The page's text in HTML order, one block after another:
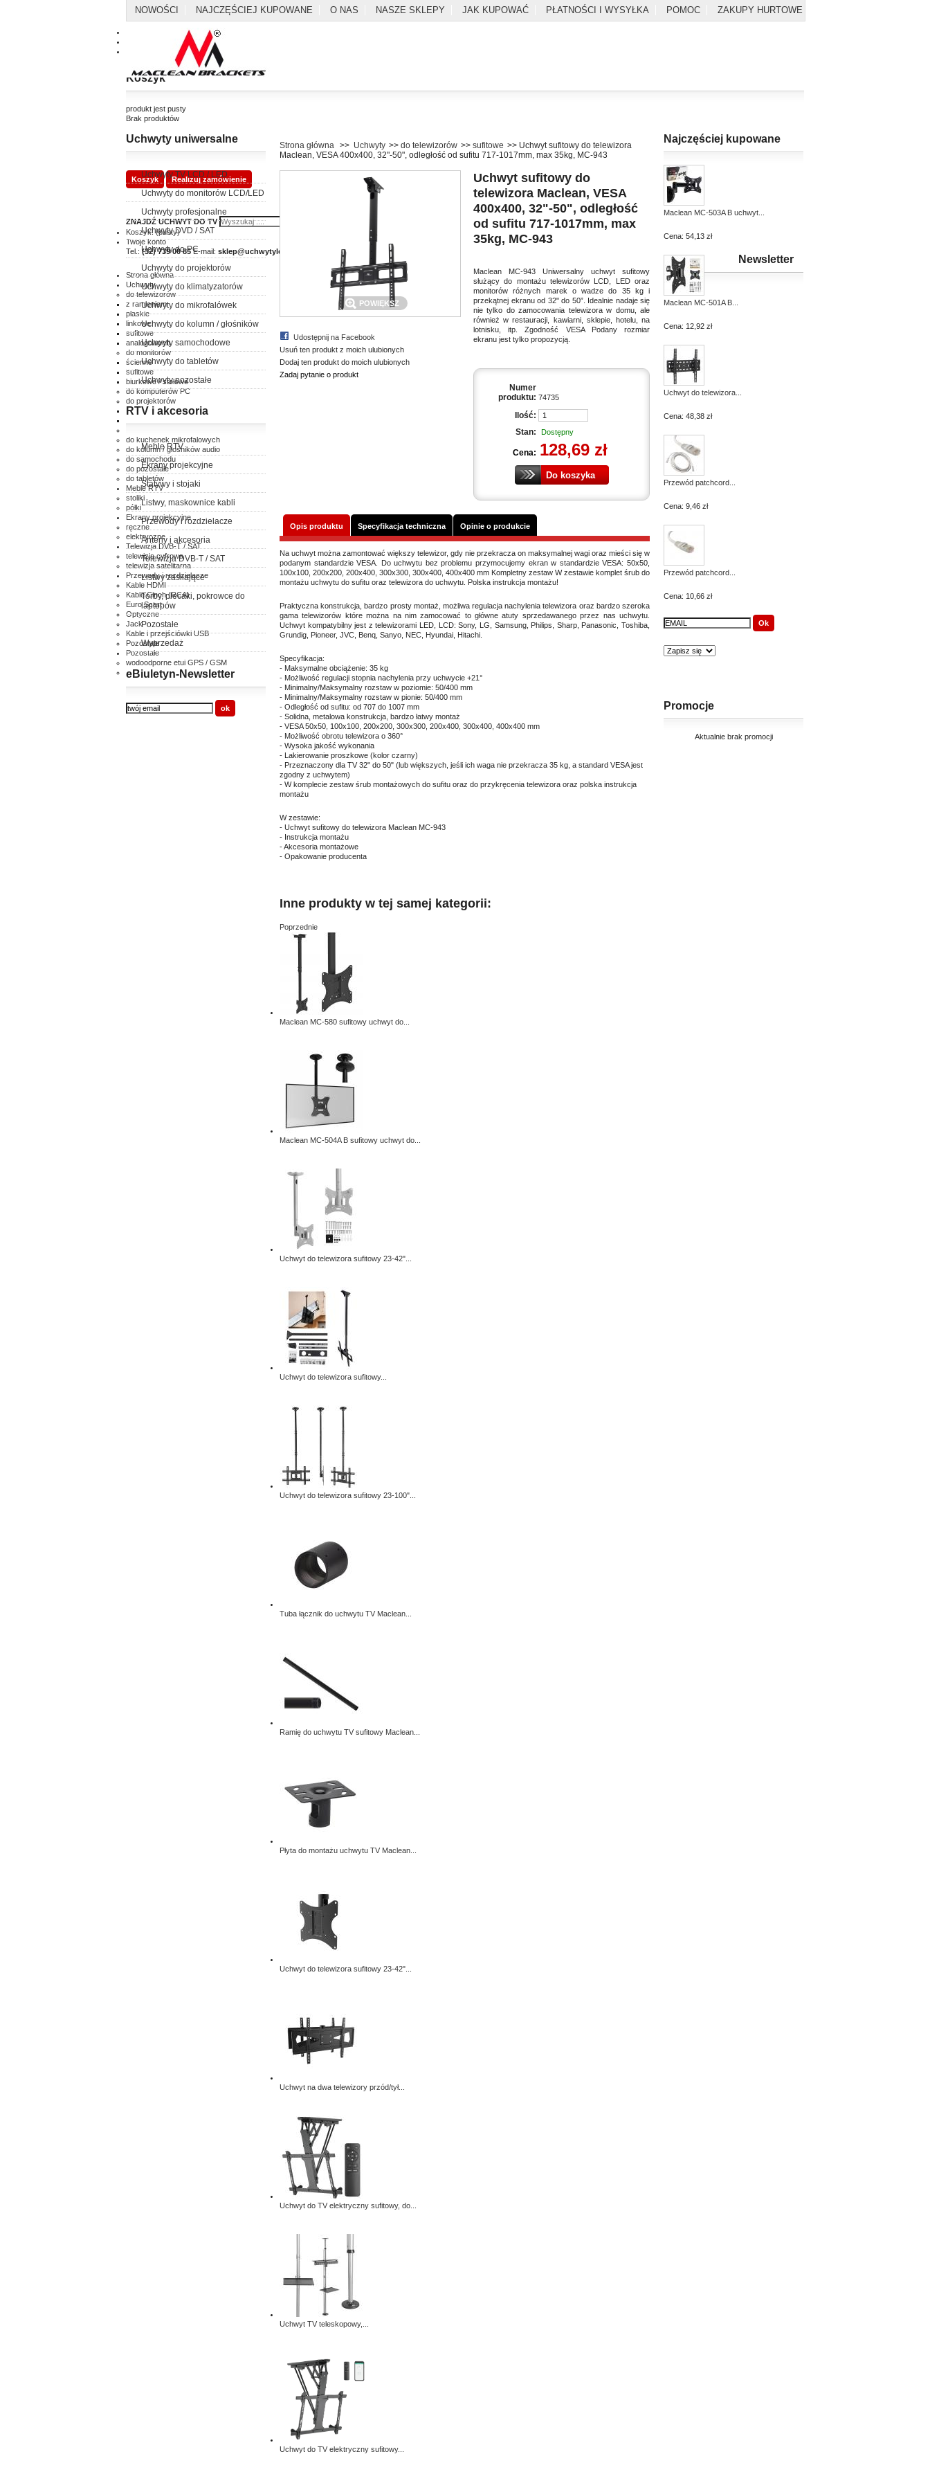
NOWOŚCI NAJCZĘŚCIEJ KUPOWANE O NAS NASZE SKLEPY JAK KUPOWAĆ PŁATNOŚCI I WYSYŁKA POMOC ZAKUPY HURTOWE
Koszyk
produkt jest pusty
Brak produktów
0,00 zł Dostawa
0,00 zł Razem
Koszyk Realizuj zamówienie
ZNAJDŹ UCHWYT DO TV
Koszyk:(pusty)
Twoje konto
Tel.: (32) 739 00 85 E-mail: sklep@uchwytylcd.com.pl Do kasy Kontakt
Strona główna
Uchwyty
do telewizorów
z ramieniem
płaskie
linkowe
sufitowe
analogowych
do monitorów
ścienne
sufitowe
biurkowe / stołowe
do komputerów PC
do projektorów
ścienne
do kuchenek mikrofalowych
do kolumn / głośników audio
do samochodu
do pozostałe
do tabletów
Meble RTV
stoliki
półki
Ekrany projekcyjne
ręczne
elektryczne
Telewizja DVB-T / SAT
telewizja cyfrowa
telewizja satelitarna
Przewody i rozdzielacze
Kable HDMI
Kable Cinch (RCA)
Euro Scart
Optyczne
Jack
Kable i przejściówki USB
Pozostałe
Pozostałe
wodoodporne etui GPS / GSM
inne
Uchwyty uniwersalne
Uchwyty TV LCD / LED
Uchwyty do monitorów LCD/LED
Uchwyty profesjonalne
Uchwyty DVD / SAT
Uchwyty do PC
Uchwyty do projektorów
Uchwyty do klimatyzatorów
Uchwyty do mikrofalówek
Uchwyty do kolumn / głośników
Uchwyty samochodowe
Uchwyty do tabletów
Uchwyty pozostałe
RTV i akcesoria
Meble RTV
Ekrany projekcyjne
Statywy i stojaki
Listwy, maskownice kabli
Przewody i rozdzielacze
Anteny i akcesoria
Telewizja DVB-T / SAT
Listwy zasilające
Torby, plecaki, pokrowce do
laptopów
Pozostałe
Wyprzedaż
eBiuletyn-Newsletter
Strona główna >> Uchwyty >> do telewizorów >> sufitowe >> Uchwyt sufitowy do telewizora
Maclean, VESA 400x400, 32"-50", odległość od sufitu 717-1017mm, max 35kg, MC-943
POWIĘKSZ
Udostępnij na Facebook
Usuń ten produkt z moich ulubionych
Dodaj ten produkt do moich ulubionych
Zadaj pytanie o produkt
Uchwyt sufitowy do
telewizora Maclean, VESA
400x400, 32"-50", odległość
od sufitu 717-1017mm, max
35kg, MC-943
Maclean MC-943 Uniwersalny uchwyt sufitowy
służący do montażu telewizorów LCD, LED oraz
monitorów różnych marek o wadze do 35 kg i
przekątnej ekranu od 32" do 50”. Idealnie nadaje się
nie tylko do zamocowania telewizora w domu, ale
również w restauracji, kawiarni, sklepie, hotelu, na
lotnisku, itp. Zgodność VESA Podany rozmiar
ekranu jest tylko propozycją.
Numer
produktu: 74735
Ilość:
Stan:
Dostępny
Cena: 128,69 zł
Opis produktu Specyfikacja techniczna Opinie o produkcie
Na uchwyt można zamontować większy telewizor, gdy nie przekracza on maksymalnej wagi oraz mieści się w
podanym standardzie VESA. Do uchwytu bez problemu przymocujemy ekran w standardzie VESA: 50x50,
100x100, 200x200, 200x400, 300x300, 300x400, 400x400 mm Kompletny zestaw W zestawie komplet śrub do
montażu uchwytu do sufitu oraz telewizora do uchwytu. Polska instrukcja montażu!
Praktyczna konstrukcja, bardzo prosty montaż, możliwa regulacja nachylenia telewizora oraz bardzo szeroka
gama telewizorów które można na nim zamocować to główne atuty sprzedawanego przez nas uchwytu.
Uchwyt kompatybilny jest z telewizorami LED, LCD: Sony, LG, Samsung, Philips, Sharp, Panasonic, Toshiba,
Grundig, Pioneer, JVC, Benq, Sanyo, NEC, Hyundai, Hitachi.
Specyfikacja:
- Maksymalne obciążenie: 35 kg
- Możliwość regulacji stopnia nachylenia przy uchwycie +21°
- Minimalny/Maksymalny rozstaw w poziomie: 50/400 mm
- Minimalny/Maksymalny rozstaw w pionie: 50/400 mm
- Odległość od sufitu: od 707 do 1007 mm
- Solidna, metalowa konstrukcja, bardzo łatwy montaż
- VESA 50x50, 100x100, 200x200, 300x300, 200x400, 300x400, 400x400 mm
- Możliwość obrotu telewizora o 360°
- Wysoka jakość wykonania
- Lakierowanie proszkowe (kolor czarny)
- Przeznaczony dla TV 32" do 50" (lub większych, jeśli ich waga nie przekracza 35 kg, a standard VESA jest
zgodny z uchwytem)
- W komplecie zestaw śrub montażowych do sufitu oraz do przykręcenia telewizora oraz polska instrukcja
montażu
W zestawie:
- Uchwyt sufitowy do telewizora Maclean MC-943
- Instrukcja montażu
- Akcesoria montażowe
- Opakowanie producenta
Inne produkty w tej samej kategorii:
Poprzednie
Maclean MC-580 sufitowy uchwyt do...
Maclean MC-504A B sufitowy uchwyt do...
Uchwyt do telewizora sufitowy 23-42"...
Uchwyt do telewizora sufitowy...
Uchwyt do telewizora sufitowy 23-100"...
Tuba łącznik do uchwytu TV Maclean...
Ramię do uchwytu TV sufitowy Maclean...
Płyta do montażu uchwytu TV Maclean...
Uchwyt do telewizora sufitowy 23-42"...
Uchwyt na dwa telewizory przód/tył...
Uchwyt do TV elektryczny sufitowy, do...
Uchwyt TV teleskopowy,...
Uchwyt do TV elektryczny sufitowy...
Najczęściej kupowane
Maclean MC-503A B uchwyt...
Cena: 54,13 zł
Maclean MC-501A B...
Cena: 12,92 zł
Uchwyt do telewizora...
Cena: 48,38 zł
Przewód patchcord...
Cena: 9,46 zł
Przewód patchcord...
Cena: 10,66 zł
Newsletter
Promocje
Aktualnie brak promocji